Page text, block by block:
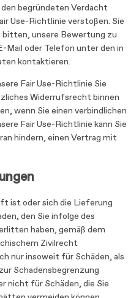
begründeten Verdacht
Use-Richtlinie verstoßen. Sie
bitten, unsere Bewertung zu
Mail oder Telefon unter den in
kontaktieren.
Fair Use-Richtlinie Sie
Widerrufsrecht binnen
wenn Sie einen verbindlichen
Fair Use-Richtlinie kann Sie
hindern, einen Vertrag mit
ist oder sich die Lieferung
den Sie infolge des
haben, gemäß dem
Zivilrecht
nur insoweit für Schäden, als
Schadensbegrenzung
nicht für Schäden, die Sie